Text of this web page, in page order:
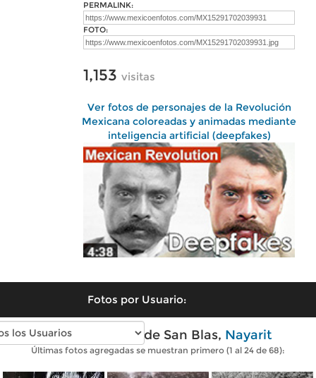
PERMALINK:
FOTO:
1,153 visitas
Ver fotos de personajes de la Revolución
Mexicana coloreadas y animadas mediante
inteligencia artificial (deepfakes)
Fotos por Usuario:
Fotos antiguas de San Blas, Nayarit
Últimas fotos agregadas se muestran primero (1 al 24 de 68):